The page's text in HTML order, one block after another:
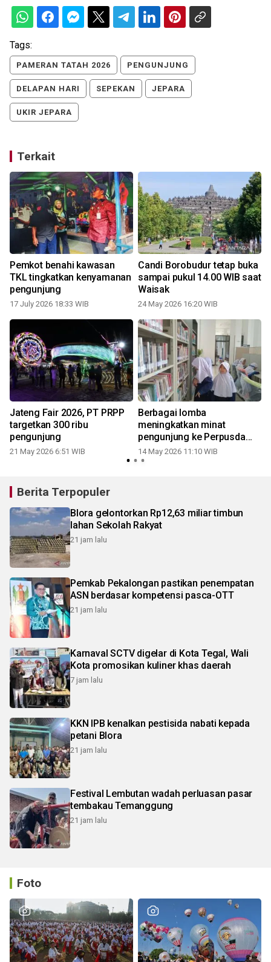
Tags:
PAMERAN TATAH 2026 PENGUNJUNG
DELAPAN HARI SEPEKAN JEPARA
UKIR JEPARA
Terkait
Pemkot benahi kawasan
TKL tingkatkan kenyamanan
pengunjung
17 July 2026 18:33 WIB
Candi Borobudur tetap buka
sampai pukul 14.00 WIB saat
Waisak
24 May 2026 16:20 WIB
Jateng Fair 2026, PT PRPP
targetkan 300 ribu
pengunjung
21 May 2026 6:51 WIB
Berbagai lomba
meningkatkan minat
pengunjung ke Perpusda
Temanggung
14 May 2026 11:10 WIB
Berita Terpopuler
Blora gelontorkan Rp12,63 miliar timbun
lahan Sekolah Rakyat
21 jam lalu
Pemkab Pekalongan pastikan penempatan
ASN berdasar kompetensi pasca-OTT
21 jam lalu
Karnaval SCTV digelar di Kota Tegal, Wali
Kota promosikan kuliner khas daerah
7 jam lalu
KKN IPB kenalkan pestisida nabati kepada
petani Blora
21 jam lalu
Festival Lembutan wadah perluasan pasar
tembakau Temanggung
21 jam lalu
Foto